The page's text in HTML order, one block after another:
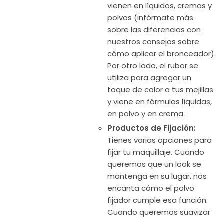
vienen en líquidos, cremas y
polvos (infórmate más
sobre las diferencias con
nuestros consejos sobre
cómo aplicar el bronceador).
Por otro lado, el rubor se
utiliza para agregar un
toque de color a tus mejillas
y viene en fórmulas líquidas,
en polvo y en crema.
Productos de Fijación:
Tienes varias opciones para
fijar tu maquillaje. Cuando
queremos que un look se
mantenga en su lugar, nos
encanta cómo el polvo
fijador cumple esa función.
Cuando queremos suavizar